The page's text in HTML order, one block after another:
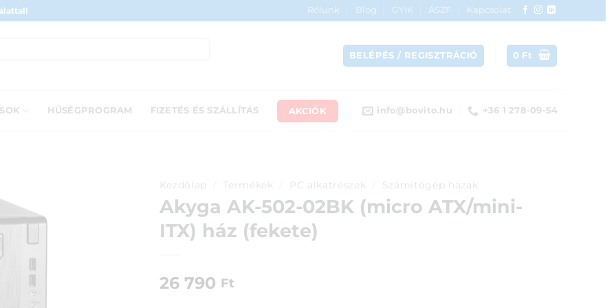
Rólunk Blog GYIK ÁSZF
Kapcsolat
BELÉPÉS / REGISZTRÁCIÓ 0 Ft
HŰSÉGPROGRAM FIZETÉS ÉS SZÁLLÍTÁS AKCIÓK info@bovito.hu +36 1 278-09-54
Kezdőlap Termékek PC alkatrészek Számítógép házak
Akyga AK-502-02BK (micro ATX/mini-
ITX) ház (fekete)
26 790 Ft